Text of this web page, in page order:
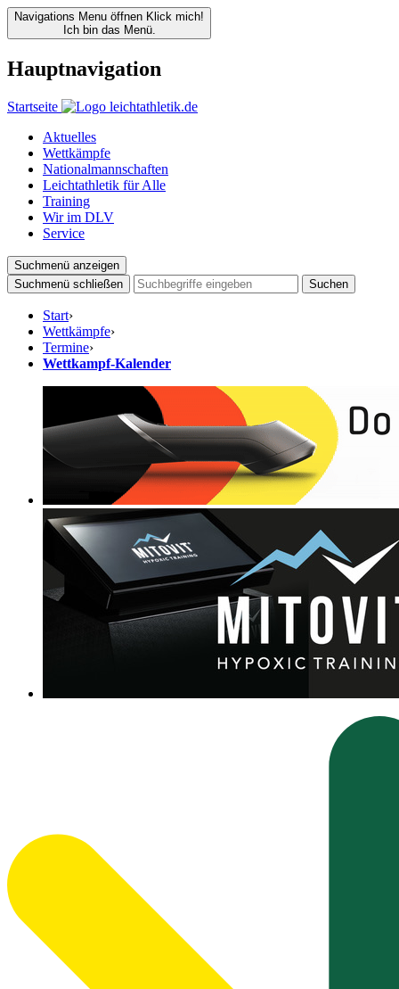
Navigations Menu öffnen Klick mich!
Ich bin das Menü.
Hauptnavigation
Startseite
Aktuelles
Wettkämpfe
Nationalmannschaften
Leichtathletik für Alle
Training
Wir im DLV
Service
Suchmenü anzeigen
Suchmenü schließen
Suchen
Start›
Wettkämpfe›
Termine›
Wettkampf-Kalender